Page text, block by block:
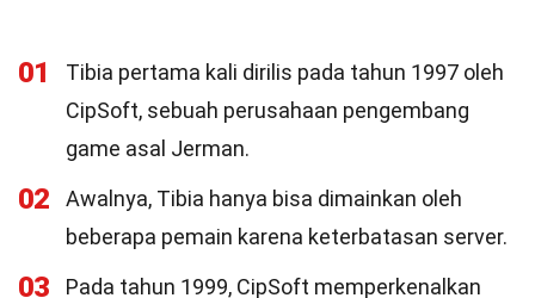
01
Tibia pertama kali dirilis pada tahun 1997 oleh
CipSoft, sebuah perusahaan pengembang
game asal Jerman.
02
Awalnya, Tibia hanya bisa dimainkan oleh
beberapa pemain karena keterbatasan server.
03
Pada tahun 1999, CipSoft memperkenalkan